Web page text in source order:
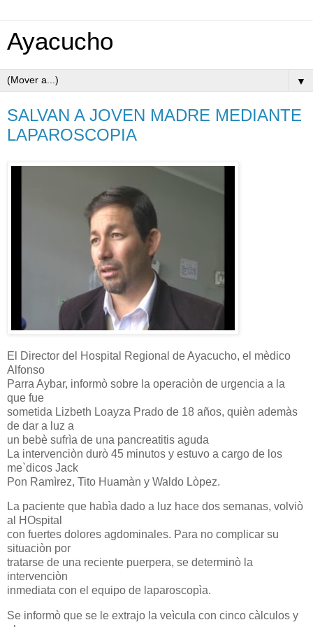
Ayacucho
▼
SALVAN A JOVEN MADRE MEDIANTE
LAPAROSCOPIA
El Director del Hospital Regional de Ayacucho, el mèdico
Alfonso
Parra Aybar, informò sobre la operaciòn de urgencia a la
que fue
sometida Lizbeth Loayza Prado de 18 años, quièn ademàs
de dar a luz a
un bebè sufrìa de una pancreatitis aguda
La intervenciòn durò 45 minutos y estuvo a cargo de los
me`dicos Jack
Pon Ramìrez, Tito Huamàn y Waldo Lòpez.
La paciente que habìa dado a luz hace dos semanas, volviò
al HOspital
con fuertes dolores agdominales. Para no complicar su
situaciòn por
tratarse de una reciente puerpera, se determinò la
intervenciòn
inmediata con el equipo de laparoscopìa.
Se informò que se le extrajo la veìcula con cinco càlculos y